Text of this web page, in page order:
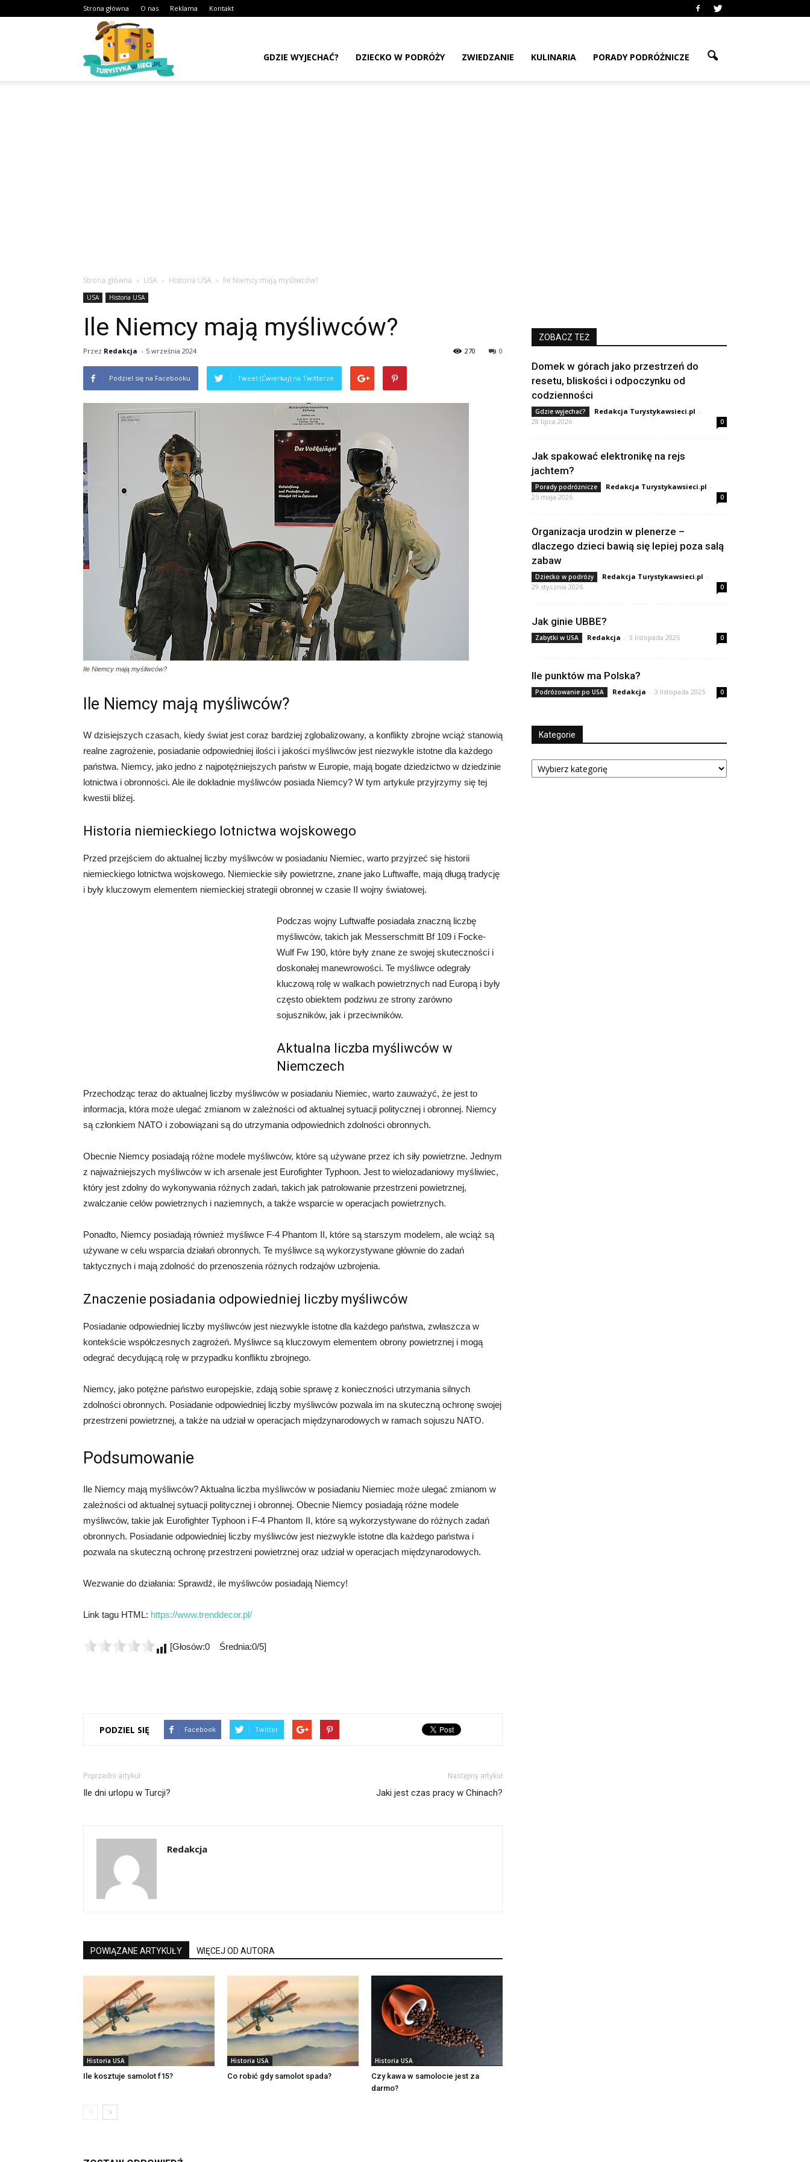
Strona główna O nas Reklama Kontakt
GDZIE WYJECHAĆ? DZIECKO W PODRÓŻY ZWIEDZANIE KULINARIA PORADY PODRÓŻNICZE
Strona główna USA Historia USA Ile Niemcy mają myśliwców?
USA Historia USA
Ile Niemcy mają myśliwców?
Przez Redakcja - 5 września 2024 0
270
Podziel się na Facebooku Tweet (Ćwierkaj) na Twitterze
Ile Niemcy mają myśliwców?
Ile Niemcy mają myśliwców?
W dzisiejszych czasach, kiedy świat jest coraz bardziej zglobalizowany, a konflikty zbrojne wciąż stanowią
realne zagrożenie, posiadanie odpowiedniej ilości i jakości myśliwców jest niezwykle istotne dla każdego
państwa. Niemcy, jako jedno z najpotężniejszych państw w Europie, mają bogate dziedzictwo w dziedzinie
lotnictwa i obronności. Ale ile dokładnie myśliwców posiada Niemcy? W tym artykule przyjrzymy się tej
kwestii bliżej.
Historia niemieckiego lotnictwa wojskowego
Przed przejściem do aktualnej liczby myśliwców w posiadaniu Niemiec, warto przyjrzeć się historii
niemieckiego lotnictwa wojskowego. Niemieckie siły powietrzne, znane jako Luftwaffe, mają długą tradycję
i były kluczowym elementem niemieckiej strategii obronnej w czasie II wojny światowej.
Podczas wojny Luftwaffe posiadała znaczną liczbę
myśliwców, takich jak Messerschmitt Bf 109 i Focke-
Wulf Fw 190, które były znane ze swojej skuteczności i
doskonałej manewrowości. Te myśliwce odegrały
kluczową rolę w walkach powietrznych nad Europą i były
często obiektem podziwu ze strony zarówno
sojuszników, jak i przeciwników.
Aktualna liczba myśliwców w
Niemczech
Przechodząc teraz do aktualnej liczby myśliwców w posiadaniu Niemiec, warto zauważyć, że jest to
informacja, która może ulegać zmianom w zależności od aktualnej sytuacji politycznej i obronnej. Niemcy
są członkiem NATO i zobowiązani są do utrzymania odpowiednich zdolności obronnych.
Obecnie Niemcy posiadają różne modele myśliwców, które są używane przez ich siły powietrzne. Jednym
z najważniejszych myśliwców w ich arsenale jest Eurofighter Typhoon. Jest to wielozadaniowy myśliwiec,
który jest zdolny do wykonywania różnych zadań, takich jak patrolowanie przestrzeni powietrznej,
zwalczanie celów powietrznych i naziemnych, a także wsparcie w operacjach powietrznych.
Ponadto, Niemcy posiadają również myśliwce F-4 Phantom II, które są starszym modelem, ale wciąż są
używane w celu wsparcia działań obronnych. Te myśliwce są wykorzystywane głównie do zadań
taktycznych i mają zdolność do przenoszenia różnych rodzajów uzbrojenia.
Znaczenie posiadania odpowiedniej liczby myśliwców
Posiadanie odpowiedniej liczby myśliwców jest niezwykle istotne dla każdego państwa, zwłaszcza w
kontekście współczesnych zagrożeń. Myśliwce są kluczowym elementem obrony powietrznej i mogą
odegrać decydującą rolę w przypadku konfliktu zbrojnego.
Niemcy, jako potężne państwo europejskie, zdają sobie sprawę z konieczności utrzymania silnych
zdolności obronnych. Posiadanie odpowiedniej liczby myśliwców pozwala im na skuteczną ochronę swojej
przestrzeni powietrznej, a także na udział w operacjach międzynarodowych w ramach sojuszu NATO.
Podsumowanie
Ile Niemcy mają myśliwców? Aktualna liczba myśliwców w posiadaniu Niemiec może ulegać zmianom w
zależności od aktualnej sytuacji politycznej i obronnej. Obecnie Niemcy posiadają różne modele
myśliwców, takie jak Eurofighter Typhoon i F-4 Phantom II, które są wykorzystywane do różnych zadań
obronnych. Posiadanie odpowiedniej liczby myśliwców jest niezwykle istotne dla każdego państwa i
pozwala na skuteczną ochronę przestrzeni powietrznej oraz udział w operacjach międzynarodowych.
Wezwanie do działania: Sprawdź, ile myśliwców posiadają Niemcy!
Link tagu HTML: https://www.trenddecor.pl/
[Głosów:0 Średnia:0/5]
PODZIEL SIĘ Facebook Twitter
Poprzedni artykuł
Ile dni urlopu w Turcji?
Następny artykuł
Jaki jest czas pracy w Chinach?
Redakcja
POWIĄZANE ARTYKUŁY WIĘCEJ OD AUTORA
Historia USA
Ile kosztuje samolot f15?
Historia USA
Co robić gdy samolot spada?
Historia USA
Czy kawa w samolocie jest za
darmo?
ZOBACZ TEŻ
Domek w górach jako przestrzeń do
resetu, bliskości i odpoczynku od
codzienności
Gdzie wyjechać? Redakcja Turystykawsieci.pl -
28 lipca 2026
0
Jak spakować elektronikę na rejs
jachtem?
Porady podróżnicze Redakcja Turystykawsieci.pl -
25 maja 2026
0
Organizacja urodzin w plenerze –
dlaczego dzieci bawią się lepiej poza salą
zabaw
Dziecko w podróży Redakcja Turystykawsieci.pl -
29 stycznia 2026
0
Jak ginie UBBE?
Zabytki w USA Redakcja - 3 listopada 2025 0
Ile punktów ma Polska?
Podróżowanie po USA Redakcja - 3 listopada 2025 0
Kategorie
Kategorie